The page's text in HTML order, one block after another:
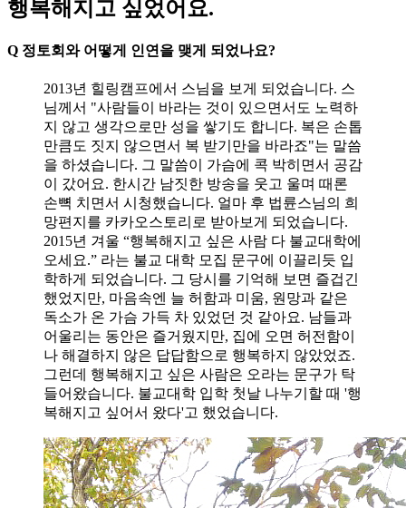
행복해지고 싶었어요.
Q 정토회와 어떻게 인연을 맺게 되었나요?
2013년 힐링캠프에서 스님을 보게 되었습니다. 스
님께서 "사람들이 바라는 것이 있으면서도 노력하
지 않고 생각으로만 성을 쌓기도 합니다. 복은 손톱
만큼도 짓지 않으면서 복 받기만을 바라죠"는 말씀
을 하셨습니다. 그 말씀이 가슴에 콕 박히면서 공감
이 갔어요. 한시간 남짓한 방송을 웃고 울며 때론
손뼉 치면서 시청했습니다. 얼마 후 법륜스님의 희
망편지를 카카오스토리로 받아보게 되었습니다.
2015년 겨울 “행복해지고 싶은 사람 다 불교대학에
오세요.” 라는 불교 대학 모집 문구에 이끌리듯 입
학하게 되었습니다. 그 당시를 기억해 보면 즐겁긴
했었지만, 마음속엔 늘 허함과 미움, 원망과 같은
독소가 온 가슴 가득 차 있었던 것 같아요. 남들과
어울리는 동안은 즐거웠지만, 집에 오면 허전함이
나 해결하지 않은 답답함으로 행복하지 않았었죠.
그런데 행복해지고 싶은 사람은 오라는 문구가 탁
들어왔습니다. 불교대학 입학 첫날 나누기할 때 '행
복해지고 싶어서 왔다'고 했었습니다.